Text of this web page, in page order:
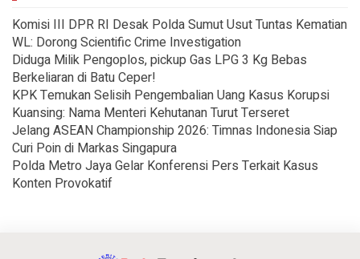
Komisi III DPR RI Desak Polda Sumut Usut Tuntas Kematian
WL: Dorong Scientific Crime Investigation
Diduga Milik Pengoplos, pickup Gas LPG 3 Kg Bebas
Berkeliaran di Batu Ceper!
KPK Temukan Selisih Pengembalian Uang Kasus Korupsi
Kuansing: Nama Menteri Kehutanan Turut Terseret
Jelang ASEAN Championship 2026: Timnas Indonesia Siap
Curi Poin di Markas Singapura
Polda Metro Jaya Gelar Konferensi Pers Terkait Kasus
Konten Provokatif